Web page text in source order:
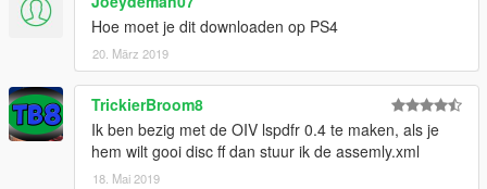
Version 2.0
- 'Beveiliging' verandert naar 'Handhaving'
- Upgraded naar Custom Backup 3.3
- Updated description & screenshots
Hoe moet je dit downloaden op PS4
20. März 2019
TrickierBroom8
Ik ben bezig met de OIV lspdfr 0.4 te maken, als je
hem wilt gooi disc ff dan stuur ik de assemly.xml
18. Mai 2019